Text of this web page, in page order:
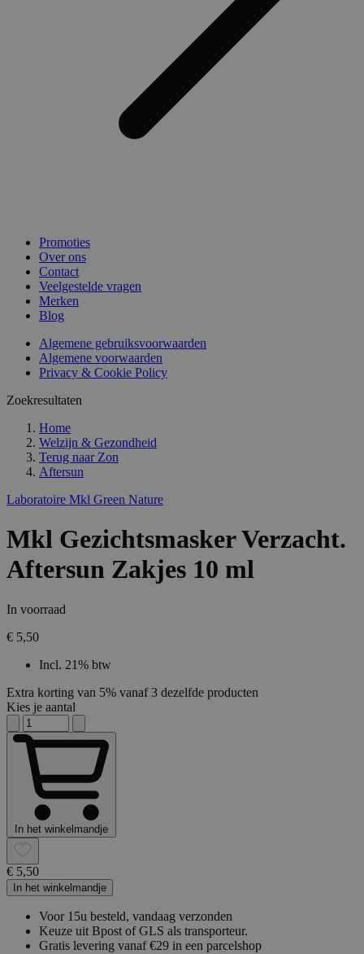
Promoties
Over ons
Contact
Veelgestelde vragen
Merken
Blog
Algemene gebruiksvoorwaarden
Algemene voorwaarden
Privacy & Cookie Policy
Zoekresultaten
Home
Welzijn & Gezondheid
Terug naar Zon
Aftersun
Laboratoire Mkl Green Nature
Mkl Gezichtsmasker Verzacht.
Aftersun Zakjes 10 ml
In voorraad
€ 5,50
Incl. 21% btw
Extra korting van 5% vanaf 3 dezelfde producten
Kies je aantal
In het winkelmandje
€ 5,50
In het winkelmandje
Voor 15u besteld, vandaag verzonden
Keuze uit Bpost of GLS als transporteur.
Gratis levering vanaf €29 in een parcelshop